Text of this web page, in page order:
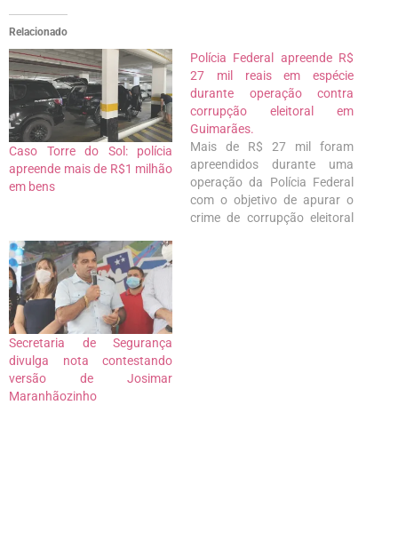
Relacionado
Caso Torre do Sol: polícia
apreende mais de R$1 milhão
em bens
Polícia Federal apreende R$
27 mil reais em espécie
durante operação contra
corrupção eleitoral em
Guimarães.
Mais de R$ 27 mil foram
apreendidos durante uma
operação da Polícia Federal
com o objetivo de apurar o
crime de corrupção eleitoral
Secretaria de Segurança
divulga nota contestando
versão de Josimar
Maranhãozinho